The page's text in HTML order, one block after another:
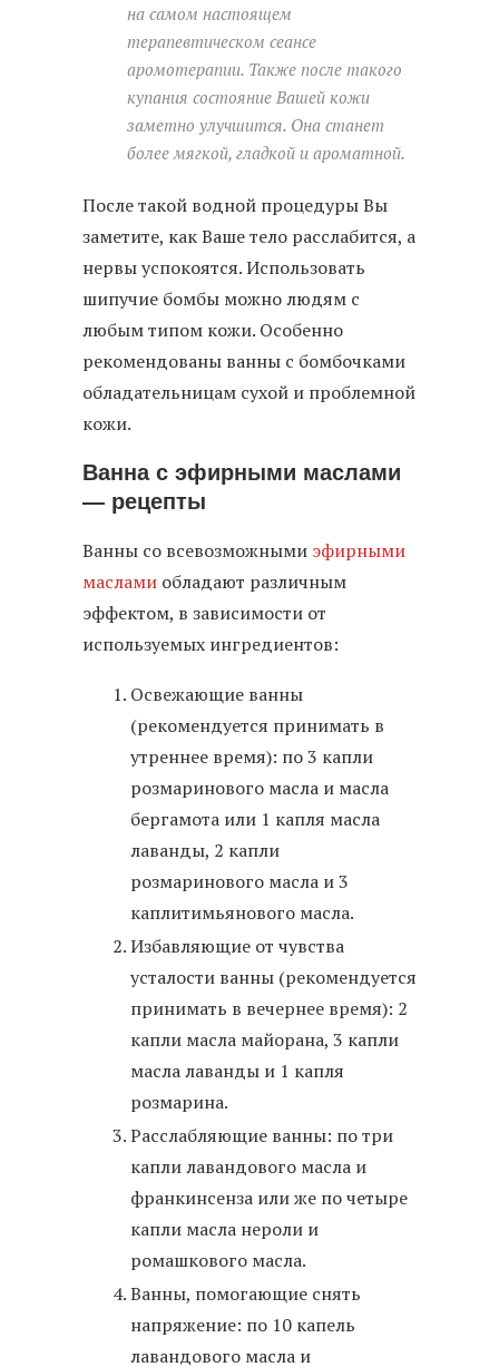
на самом настоящем
терапевтическом сеансе
аромотерапии. Также после такого
купания состояние Вашей кожи
заметно улучшится. Она станет
более мягкой, гладкой и ароматной.
После такой водной процедуры Вы
заметите, как Ваше тело расслабится, а
нервы успокоятся. Использовать
шипучие бомбы можно людям с
любым типом кожи. Особенно
рекомендованы ванны с бомбочками
обладательницам сухой и проблемной
кожи.
Ванна с эфирными маслами
— рецепты
Ванны со всевозможными эфирными
маслами обладают различным
эффектом, в зависимости от
используемых ингредиентов:
Освежающие ванны
(рекомендуется принимать в
утреннее время): по 3 капли
розмаринового масла и масла
бергамота или 1 капля масла
лаванды, 2 капли
розмаринового масла и 3
каплитимьянового масла.
Избавляющие от чувства
усталости ванны (рекомендуется
принимать в вечернее время): 2
капли масла майорана, 3 капли
масла лаванды и 1 капля
розмарина.
Расслабляющие ванны: по три
капли лавандового масла и
франкинсенза или же по четыре
капли масла нероли и
ромашкового масла.
Ванны, помогающие снять
напряжение: по 10 капель
лавандового масла и